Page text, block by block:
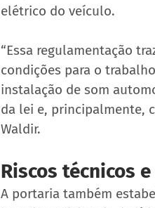
elétrico do veículo.
“Essa regulamentação
condições para o
instalação de som
da lei e, principalmente,
Waldir.
Riscos técnicos
A portaria também